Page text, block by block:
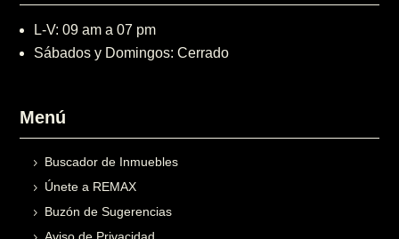
L-V: 09 am a 07 pm
Sábados y Domingos: Cerrado
Menú
Buscador de Inmuebles
Únete a REMAX
Buzón de Sugerencias